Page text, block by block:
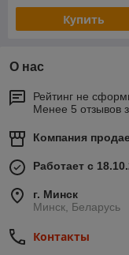
Купить
О нас
Рейтинг не
Менее 5 отзывов
Компания
Работает с
г. Минск
Минск, Беларусь
Контакты